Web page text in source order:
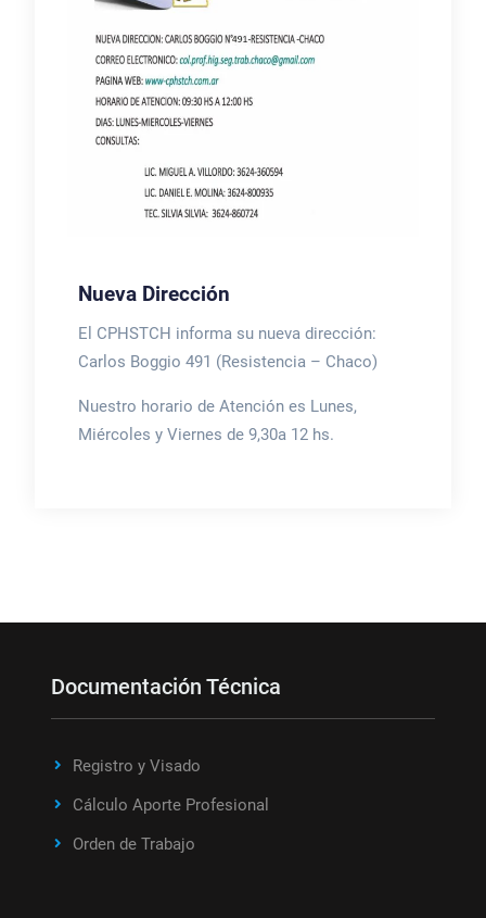
Nueva Dirección
El CPHSTCH informa su nueva dirección:
Carlos Boggio 491 (Resistencia – Chaco)
Nuestro horario de Atención es Lunes,
Miércoles y Viernes de 9,30a 12 hs.
Documentación Técnica
Registro y Visado
Cálculo Aporte Profesional
Orden de Trabajo